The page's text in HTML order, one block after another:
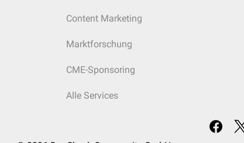
Content Marketing
Marktforschung
CME-Sponsoring
Alle Services